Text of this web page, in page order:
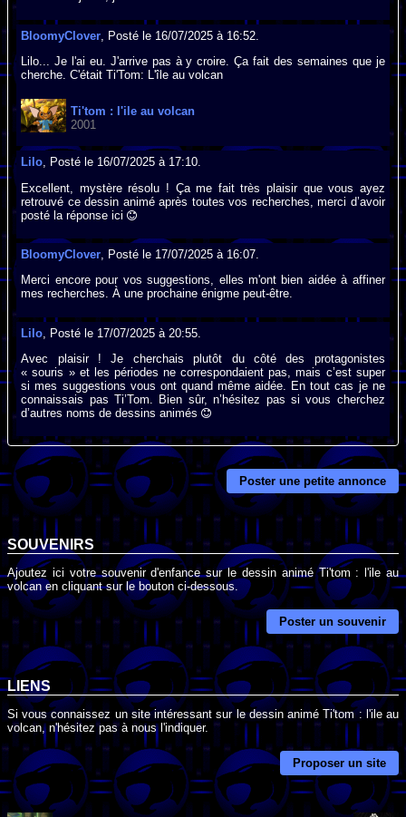
BloomyClover , Posté le 16/07/2025 à 16:52.
Lilo... Je l'ai eu. J'arrive pas à y croire. Ça fait des semaines que je
cherche. C'était Ti'Tom: L'île au volcan
Ti'tom : l'ile au volcan
2001
Lilo, Posté le 16/07/2025 à 17:10.
Excellent, mystère résolu ! Ça me fait très plaisir que vous ayez
retrouvé ce dessin animé après toutes vos recherches, merci d’avoir
posté la réponse ici
BloomyClover , Posté le 17/07/2025 à 16:07.
Merci encore pour vos suggestions, elles m'ont bien aidée à affiner
mes recherches. À une prochaine énigme peut-être.
Lilo , Posté le 17/07/2025 à 20:55.
Avec plaisir ! Je cherchais plutôt du côté des protagonistes
« souris » et les périodes ne correspondaient pas, mais c’est super
si mes suggestions vous ont quand même aidée. En tout cas je ne
connaissais pas Ti’Tom. Bien sûr, n’hésitez pas si vous cherchez
d’autres noms de dessins animés
Poster une petite annonce
SOUVENIRS
Ajoutez ici votre souvenir d'enfance sur le dessin animé Ti'tom : l'ile au
volcan en cliquant sur le bouton ci-dessous.
Poster un souvenir
LIENS
Si vous connaissez un site intéressant sur le dessin animé Ti'tom : l'ile au
volcan, n'hésitez pas à nous l'indiquer.
Proposer un site